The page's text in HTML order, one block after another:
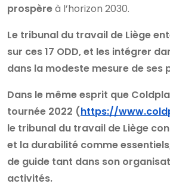
prospèreà l’horizon 2030.
Le tribunal du travail de Liège
sur ces 17 ODD, et les intégrer
dans la modeste mesure de ses
Dans le même esprit que
tournée 2022 (https://
le tribunal du travail de Liège
et la durabilité comme
de guide tant dans son
activités.